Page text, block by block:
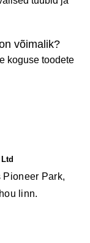
võimalik?
koguse toodete
Park,
linn.